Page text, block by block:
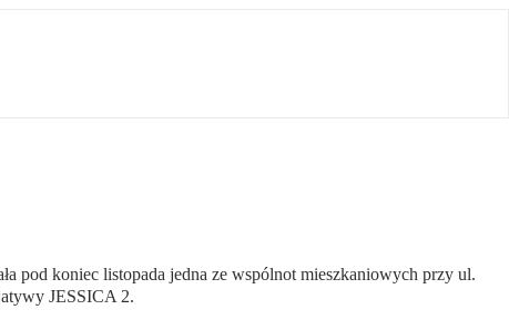
pod koniec listopada jedna ze wspólnot mieszkaniowych przy ul.
JESSICA 2.